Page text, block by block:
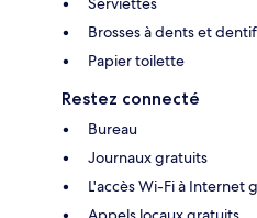
Brosses à dents et
Papier toilette
Restez connecté
Bureau
Journaux gratuits
L'accès Wi-Fi à Internet